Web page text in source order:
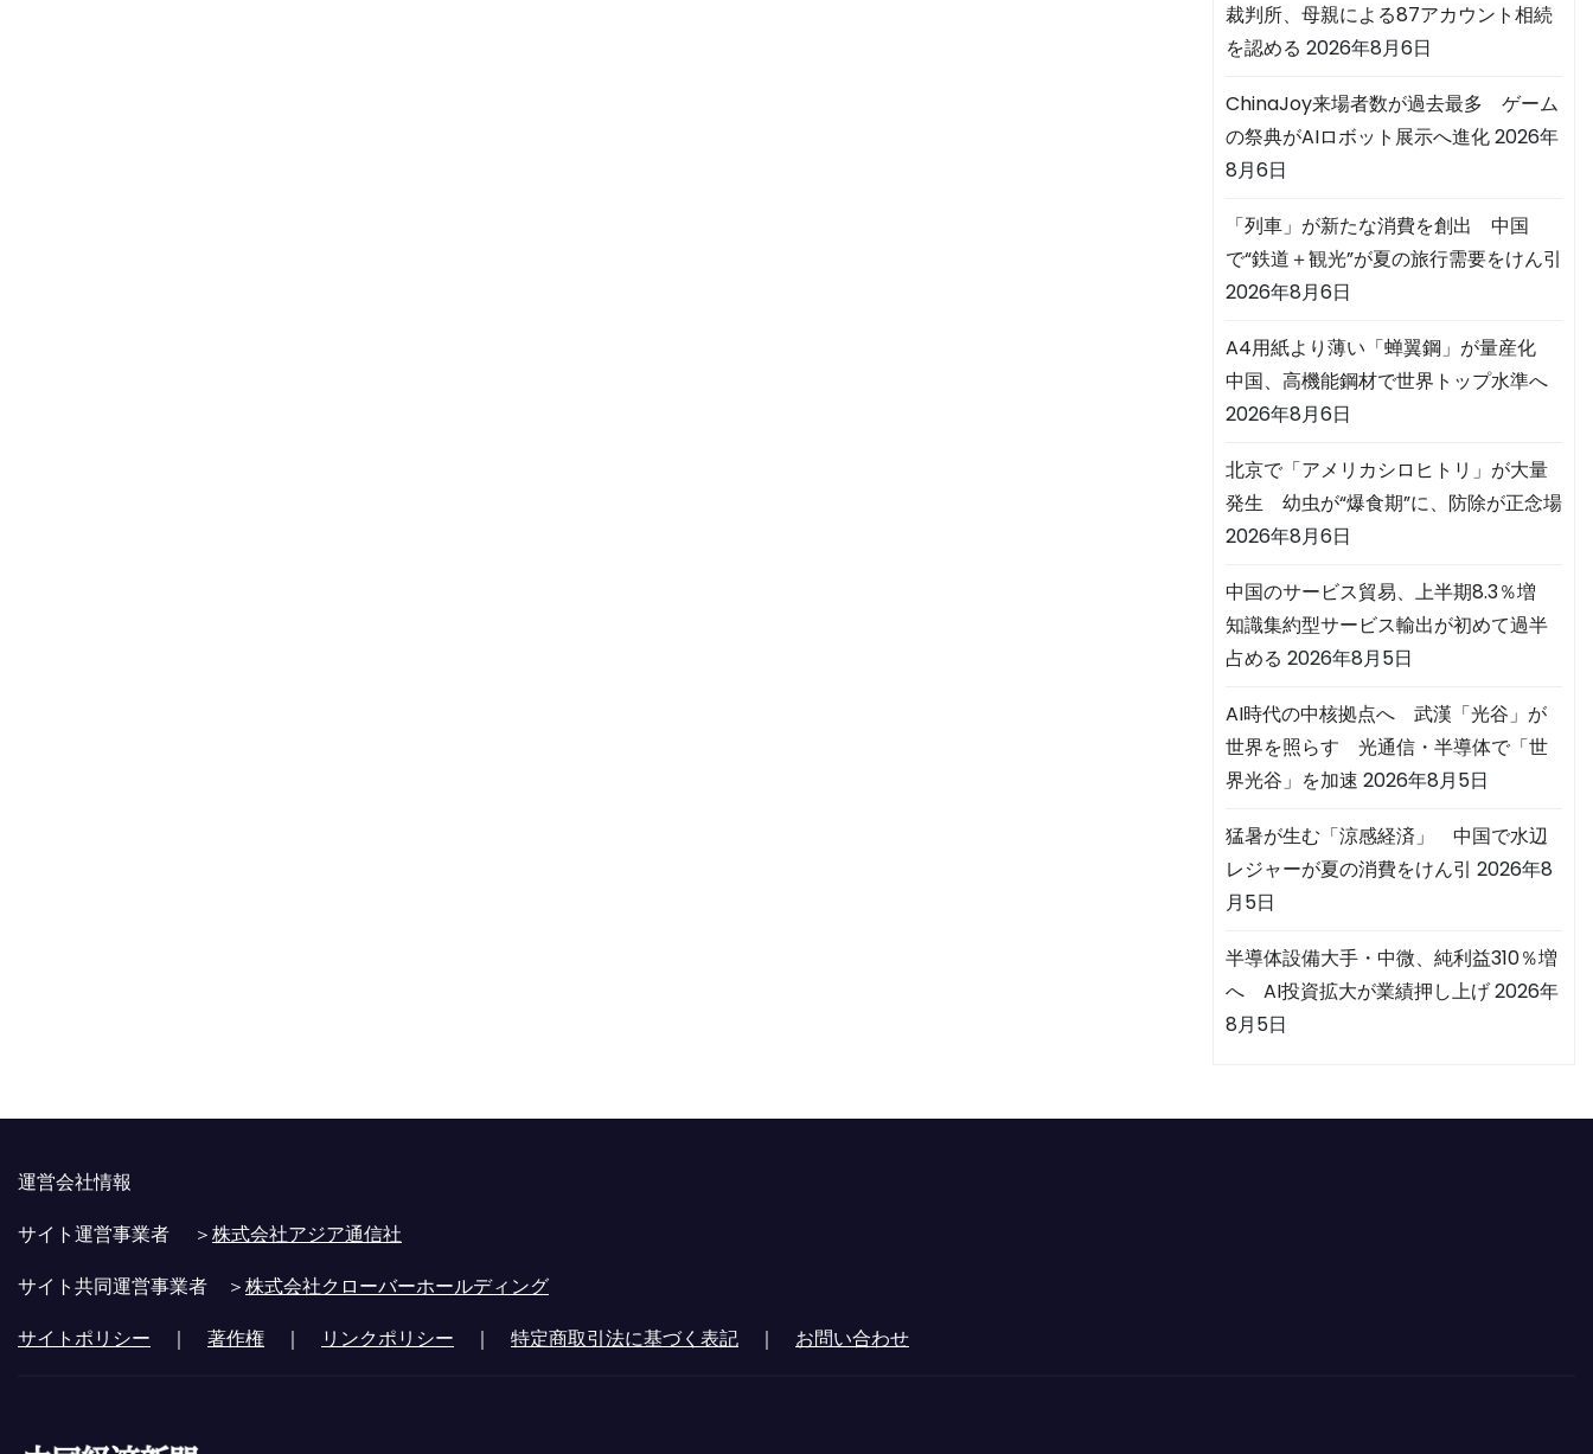
裁判所、母親による87アカウント相続
を認める 2026年8月6日
ChinaJoy来場者数が過去最多 ゲーム
の祭典がAIロボット展示へ進化2026年
8月6日
「列車」が新たな消費を創出 中国
で“鉄道＋観光”が夏の旅行需要をけん引
2026年8月6日
A4用紙より薄い「蝉翼鋼」が量産化
中国、高機能鋼材で世界トップ水準へ
2026年8月6日
北京で「アメリカシロヒトリ」が大量
発生 幼虫が“爆食期”に、防除が正念場
2026年8月6日
中国のサービス貿易、上半期8.3％増
知識集約型サービス輸出が初めて過半
占める 2026年8月5日
AI時代の中核拠点へ 武漢「光谷」が
世界を照らす 光通信・半導体で「世
界光谷」を加速 2026年8月5日
猛暑が生む「涼感経済」 中国で水辺
レジャーが夏の消費をけん引 2026年8
月5日
半導体設備大手・中微、純利益310％増
へ AI投資拡大が業績押し上げ2026年
8月5日
運営会社情報
サイト運営事業者 ＞株式会社アジア通信社
サイト共同運営事業者 ＞株式会社クローバーホールディング
サイトポリシー ｜ 著作権 ｜ リンクポリシー ｜ 特定商取引法に基づく表記 ｜ お問い合わせ